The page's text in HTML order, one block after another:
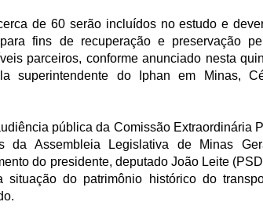
de 60 serão incluídos no estudo e
fins de recuperação e preservação
parceiros, conforme anunciado nesta
superintendente do Iphan em Minas,
pública da Comissão Extraordinária
da Assembleia Legislativa de Minas
do presidente, deputado João Leite
situação do patrimônio histórico do